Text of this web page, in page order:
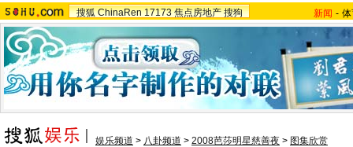
搜狐 ChinaRen 17173 焦点房地产 搜狗 新闻 -
娱乐频道 > 八卦频道 > 2008芭莎明星慈善夜 > 图集欣赏